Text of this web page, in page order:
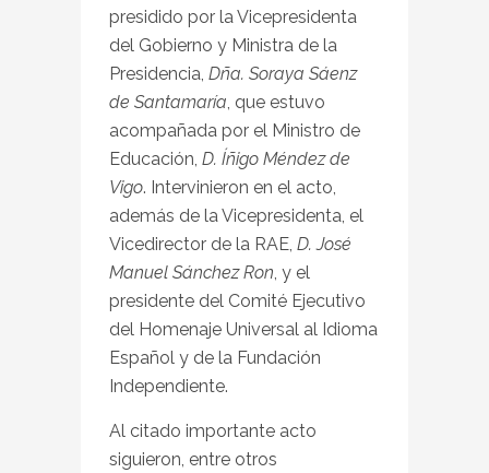
presidido por la Vicepresidenta
del Gobierno y Ministra de la
Presidencia, Dña. Soraya Sáenz
de Santamaría , que estuvo
acompañada por el Ministro de
Educación, D. Íñigo Méndez de
Vigo. Intervinieron en el acto,
además de la Vicepresidenta, el
Vicedirector de la RAE, D. José
Manuel Sánchez Ron , y el
presidente del Comité Ejecutivo
del Homenaje Universal al Idioma
Español y de la Fundación
Independiente.
Al citado importante acto
siguieron, entre otros